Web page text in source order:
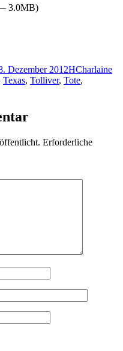
3.0MB)
Dezember 2012HCharlaine
Texas, Tolliver, Tote,
Erforderliche